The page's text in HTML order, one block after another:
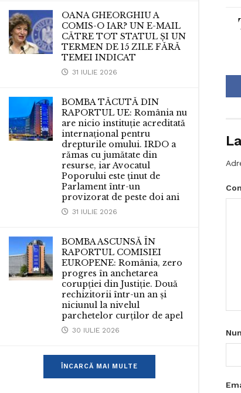
OANA GHEORGHIU A
COMIS-O IAR? UN E-MAIL
CĂTRE TOT STATUL ȘI UN
TERMEN DE 15 ZILE FĂRĂ
TEMEI INDICAT
31 IULIE 2026
BOMBA TĂCUTĂ DIN
RAPORTUL UE: România nu
are nicio instituție acreditată
internațional pentru
drepturile omului. IRDO a
rămas cu jumătate din
resurse, iar Avocatul
Poporului este ținut de
Parlament într-un
provizorat de peste doi ani
31 IULIE 2026
BOMBA ASCUNSĂ ÎN
RAPORTUL COMISIEI
EUROPENE: România, zero
progres în anchetarea
corupției din Justiție. Două
rechizitorii într-un an și
niciunul la nivelul
parchetelor curților de apel
30 IULIE 2026
ÎNCARCĂ MAI MULTE